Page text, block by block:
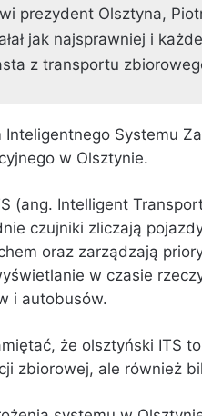
prezydent Olsztyna,
jak najsprawniej i
z transportu
Inteligentnego Systemu
w Olsztynie.
(ang. Intelligent
czujniki zliczają
oraz zarządzają
w czasie
i autobusów.
że olsztyński ITS
zbiorowej, ale również